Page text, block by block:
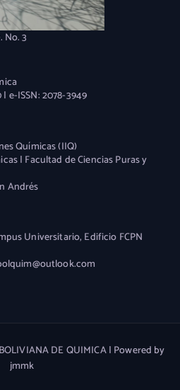
No. 3
e-ISSN: 2078-3949
Químicas (IIQ)
| Facultad de Ciencias Puras y
Andrés
Universitario, Edificio FCPN
DE QUIMICA | Powered by
jmmk